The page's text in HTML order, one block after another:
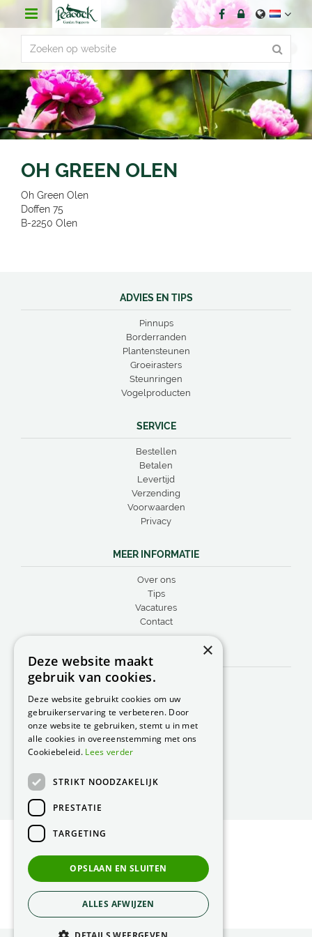
r
n
t
OH GREEN OLEN
Oh Green Olen
Doffen 75
B-2250 Olen
ADVIES EN TIPS
Pinnups
Borderranden
Plantensteunen
Groeirasters
Steunringen
Vogelproducten
SERVICE
Bestellen
Betalen
Levertijd
Verzending
Voorwaarden
Privacy
MEER INFORMATIE
Over ons
Tips
Vacatures
Contact
CONTACT
Peacock Garden Supports
Industrieweg 22
5688 DP Oirschot
Nederland
T.0499 57 40 80
Privacy Statement
Green Solutions
×
Deze website maakt
gebruik van cookies.
Deze website gebruikt cookies om uw
gebruikerservaring te verbeteren. Door
onze website te gebruiken, stemt u in met
alle cookies in overeenstemming met ons
Cookiebeleid. Lees verder
STRIKT NOODZAKELIJK
PRESTATIE
TARGETING
OPSLAAN EN SLUITEN
ALLES AFWIJZEN